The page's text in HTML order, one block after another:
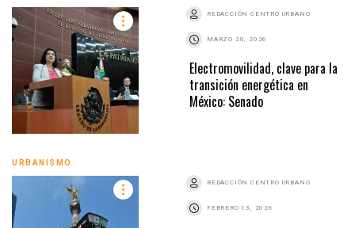
REDACCIÓN CENTRO URBANO
MARZO 20, 2026
Electromovilidad, clave para la
transición energética en
México: Senado
URBANISMO
REDACCIÓN CENTRO URBANO
FEBRERO 13, 2026